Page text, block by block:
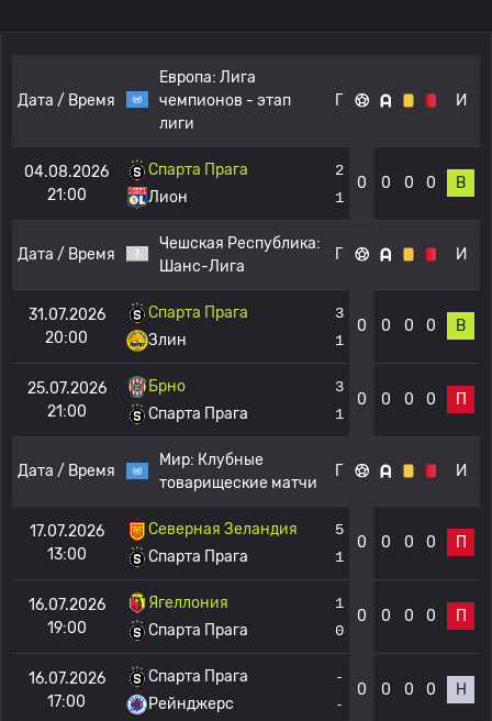
Дата / Время
Европа: Лига
чемпионов - этап
лиги
Г И
04.08.2026
21:00
Спарта Прага
Лион
2
1
0 0 0 0 В
Дата / Время
Чешская Республика:
Шанс-Лига
Г И
31.07.2026
20:00
Спарта Прага
Злин
3
1
0 0 0 0 В
25.07.2026
21:00
Брно
Спарта Прага
3
1
0 0 0 0 П
Дата / Время
Мир: Клубные
товарищеские матчи
Г И
17.07.2026
13:00
Северная Зеландия
Спарта Прага
5
1
0 0 0 0 П
16.07.2026
19:00
Ягеллония
Спарта Прага
1
0
0 0 0 0 П
16.07.2026
17:00
Спарта Прага
Рейнджерс
-
-
0 0 0 0 Н